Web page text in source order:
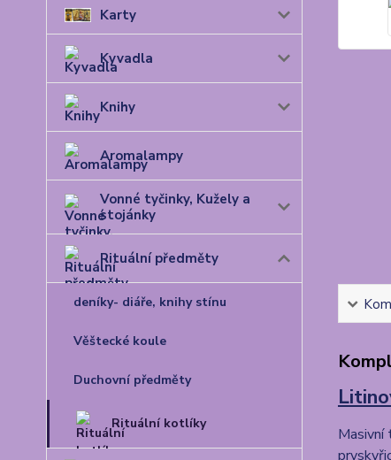
Karty
Kyvadla
Knihy
Aromalampy
Vonné tyčinky, Kužely a
stojánky
Rituální předměty
deníky- diáře, knihy stínu
Věštecké koule
Duchovní předměty
Rituální kotlíky
Masivní